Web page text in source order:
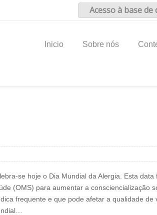
Acesso à base de
Inicio Sobre nós
se hoje o Dia Mundial da Alergia. Esta
(OMS) para aumentar a consciencialização
frequente e que pode afetar a qualidade de